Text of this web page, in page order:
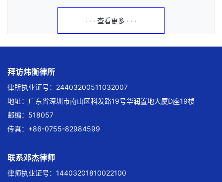
· · · 查看更多 · · ·
拜访炜衡律所
律所执业证号：24403200511032007
地址：广东省深圳市南山区科发路19号华润置地大厦D座19楼
邮编：518057
传真：+86-0755-82984599
联系邓杰律师
律师执业证号：14403201810022100